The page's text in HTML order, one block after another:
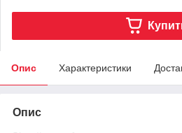
Опис Характеристики
Опис